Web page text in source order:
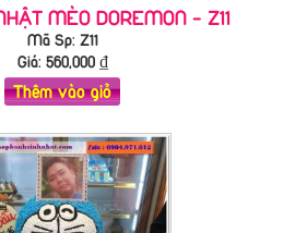
MÈO DOREMON - Z11
Mã Sp: Z11
Giá: 560,000₫
Thêm vào giỏ